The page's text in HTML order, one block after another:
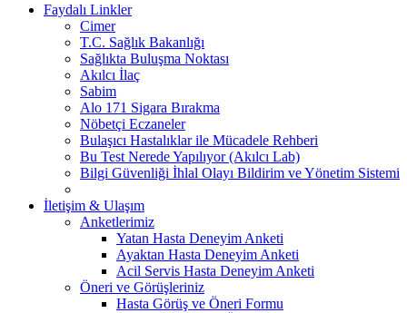
Faydalı Linkler
Cimer
T.C. Sağlık Bakanlığı
Sağlıkta Buluşma Noktası
Akılcı İlaç
Sabim
Alo 171 Sigara Bırakma
Nöbetçi Eczaneler
Bulaşıcı Hastalıklar ile Mücadele Rehberi
Bu Test Nerede Yapılıyor (Akılcı Lab)
Bilgi Güvenliği İhlal Olayı Bildirim ve Yönetim Sistemi
İletişim & Ulaşım
Anketlerimiz
Yatan Hasta Deneyim Anketi
Ayaktan Hasta Deneyim Anketi
Acil Servis Hasta Deneyim Anketi
Öneri ve Görüşleriniz
Hasta Görüş ve Öneri Formu